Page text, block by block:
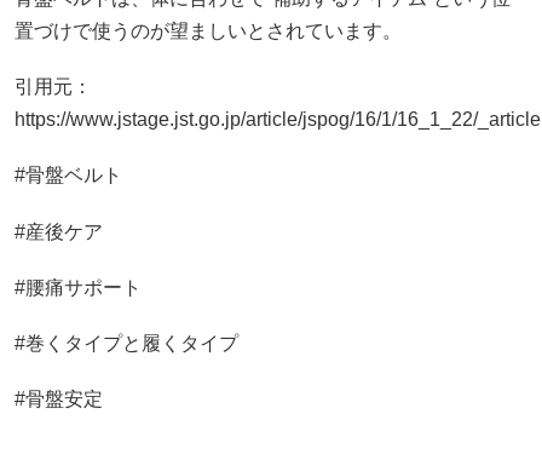
置づけで使うのが望ましいとされています。
引用元：
https://www.jstage.jst.go.jp/article/jspog/16/1/16_1_22/_article
#骨盤ベルト
#産後ケア
#腰痛サポート
#巻くタイプと履くタイプ
#骨盤安定